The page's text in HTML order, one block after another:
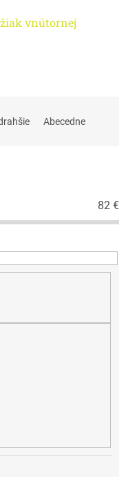
vnútornej
Abecedne
82 €